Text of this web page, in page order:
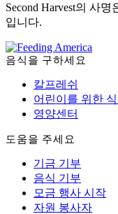
Second Harvest의 사
입니다.
음식을 구하세요
칼프레쉬
어린이를 위한
영양센터
도움을 주세요
기금 기부
음식 기부
모금 행사 시작
자원 봉사자